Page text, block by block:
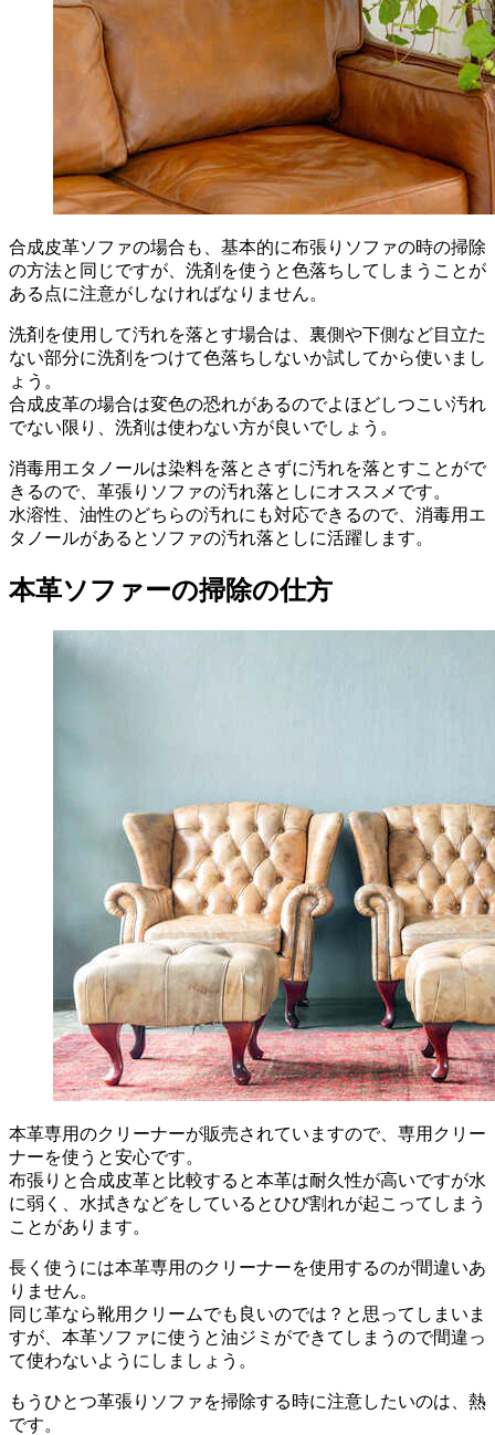
合成皮革ソファの場合も、基本的に布張りソファの時の掃除
の方法と同じですが、洗剤を使うと色落ちしてしまうことが
ある点に注意がしなければなりません。
洗剤を使用して汚れを落とす場合は、裏側や下側など目立た
ない部分に洗剤をつけて色落ちしないか試してから使いまし
ょう。
合成皮革の場合は変色の恐れがあるのでよほどしつこい汚れ
でない限り、洗剤は使わない方が良いでしょう。
消毒用エタノールは染料を落とさずに汚れを落とすことがで
きるので、革張りソファの汚れ落としにオススメです。
水溶性、油性のどちらの汚れにも対応できるので、消毒用エ
タノールがあるとソファの汚れ落としに活躍します。
本革ソファーの掃除の仕方
本革専用のクリーナーが販売されていますので、専用クリー
ナーを使うと安心です。
布張りと合成皮革と比較すると本革は耐久性が高いですが水
に弱く、水拭きなどをしているとひび割れが起こってしまう
ことがあります。
長く使うには本革専用のクリーナーを使用するのが間違いあ
りません。
同じ革なら靴用クリームでも良いのでは？と思ってしまいま
すが、本革ソファに使うと油ジミができてしまうので間違っ
て使わないようにしましょう。
もうひとつ革張りソファを掃除する時に注意したいのは、熱
です。